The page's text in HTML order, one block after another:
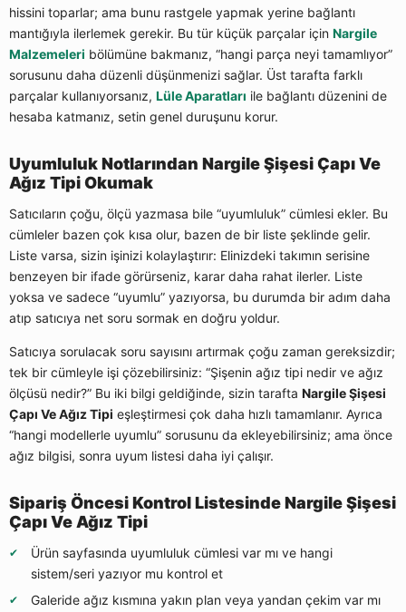
hissini toparlar; ama bunu rastgele yapmak yerine bağlantı
mantığıyla ilerlemek gerekir. Bu tür küçük parçalar için Nargile
Malzemeleri bölümüne bakmanız, “hangi parça neyi tamamlıyor”
sorusunu daha düzenli düşünmenizi sağlar. Üst tarafta farklı
parçalar kullanıyorsanız, Lüle Aparatları ile bağlantı düzenini de
hesaba katmanız, setin genel duruşunu korur.
Uyumluluk Notlarından Nargile Şişesi Çapı Ve
Ağız Tipi Okumak
Satıcıların çoğu, ölçü yazmasa bile “uyumluluk” cümlesi ekler. Bu
cümleler bazen çok kısa olur, bazen de bir liste şeklinde gelir.
Liste varsa, sizin işinizi kolaylaştırır: Elinizdeki takımın serisine
benzeyen bir ifade görürseniz, karar daha rahat ilerler. Liste
yoksa ve sadece “uyumlu” yazıyorsa, bu durumda bir adım daha
atıp satıcıya net soru sormak en doğru yoldur.
Satıcıya sorulacak soru sayısını artırmak çoğu zaman gereksizdir;
tek bir cümleyle işi çözebilirsiniz: “Şişenin ağız tipi nedir ve ağız
ölçüsü nedir?” Bu iki bilgi geldiğinde, sizin tarafta Nargile Şişesi
Çapı Ve Ağız Tipi eşleştirmesi çok daha hızlı tamamlanır. Ayrıca
“hangi modellerle uyumlu” sorusunu da ekleyebilirsiniz; ama önce
ağız bilgisi, sonra uyum listesi daha iyi çalışır.
Sipariş Öncesi Kontrol Listesinde Nargile Şişesi
Çapı Ve Ağız Tipi
Ürün sayfasında uyumluluk cümlesi var mı ve hangi
sistem/seri yazıyor mu kontrol et
Galeride ağız kısmına yakın plan veya yandan çekim var mı